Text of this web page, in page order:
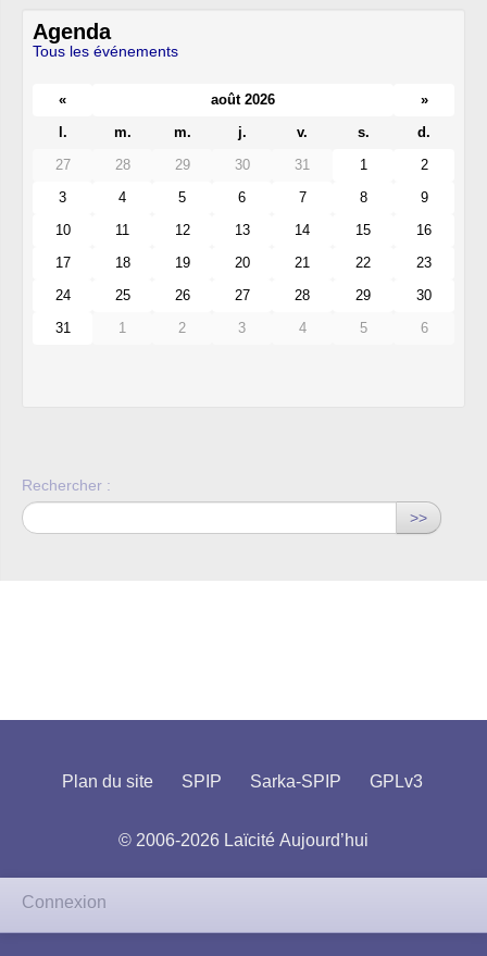
Agenda
Tous les événements
« août 2026
»
l.
m. m. j. v. s.
d.
27
28 29 30 31 1
2
3
4 5 6 7 8
9
10
11 12 13 14 15
16
17
18 19 20 21 22
23
24
25 26 27 28 29
30
31
1 2 3 4 5 6
Rechercher :
>>
Plan du site SPIP Sarka-SPIP GPLv3
© 2006-2026 Laïcité Aujourd’hui
Connexion